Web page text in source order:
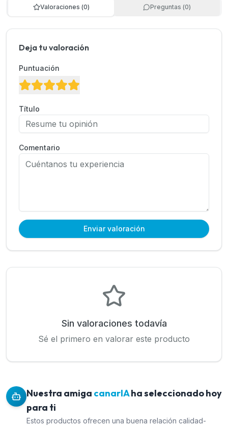
Valoraciones (0) Preguntas (0)
Deja tu valoración
Puntuación
Título
Comentario
Enviar valoración
Sin valoraciones todavía
Sé el primero en valorar este producto
Nuestra amiga canarIAha seleccionado hoy
para ti
Estos productos ofrecen una buena relación calidad-